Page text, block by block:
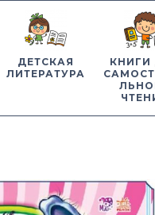
ДЕТСКАЯ
ЛИТЕРАТУРА
КНИГИ